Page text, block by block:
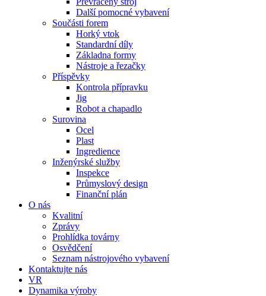
Další pomocné vybavení
Součásti forem
Horký vtok
Standardní díly
Základna formy
Nástroje a řezačky
Příspěvky
Kontrola přípravku
Jig
Robot a chapadlo
Surovina
Ocel
Plast
Ingredience
Inženýrské služby
Inspekce
Průmyslový design
Finanční plán
O nás
Kvalitní
Zprávy
Prohlídka továrny
Osvědčení
Seznam nástrojového vybavení
Kontaktujte nás
VR
Dynamika výroby